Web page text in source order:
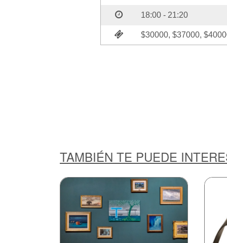
18:00 - 21:20
$30000, $37000,
TAMBIÉN TE PUEDE